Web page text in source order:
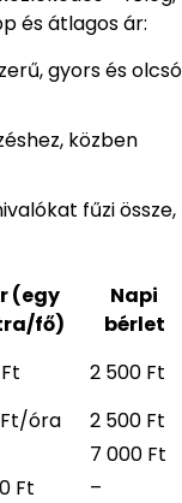
és átlagos ár:
gyors és olcsó
közben
fűzi össze,
(egy
fő)
Napi
bérlet
2 500 Ft
óra
2 500 Ft
7 000 Ft
Ft –